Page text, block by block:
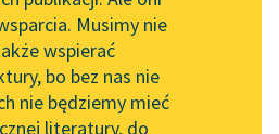
Przewodnik dla piszących i
czytających
API
Musimy nie
wspierać
bo bez nas nie
nie będziemy mieć
literatury, do
pobierz książkę